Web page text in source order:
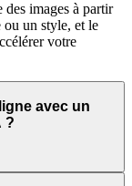
images à partir
ou un style, et le
votre
avec un
?